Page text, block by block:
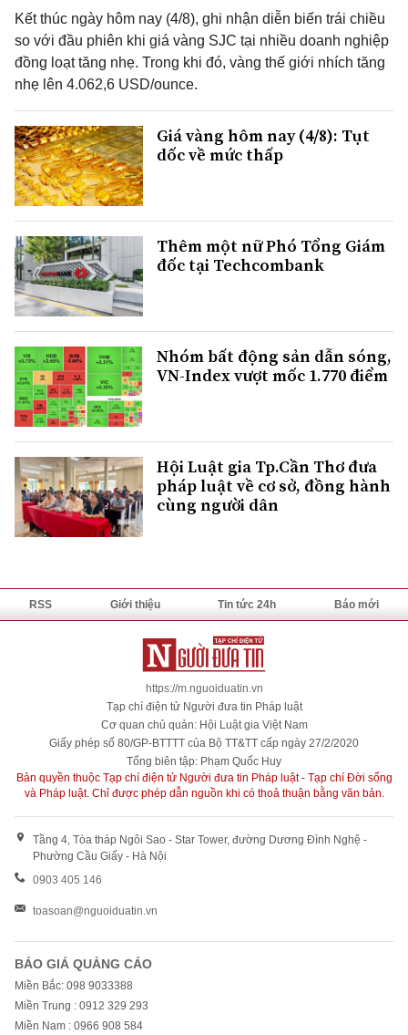
Kết thúc ngày hôm nay (4/8), ghi nhận diễn biến trái chiều
so với đầu phiên khi giá vàng SJC tại nhiều doanh nghiệp
đồng loạt tăng nhẹ. Trong khi đó, vàng thế giới nhích tăng
nhẹ lên 4.062,6 USD/ounce.
Giá vàng hôm nay (4/8): Tụt
dốc về mức thấp
Thêm một nữ Phó Tổng Giám
đốc tại Techcombank
Nhóm bất động sản dẫn sóng,
VN-Index vượt mốc 1.770 điểm
Hội Luật gia Tp.Cần Thơ đưa
pháp luật về cơ sở, đồng hành
cùng người dân
RSS Giới thiệu Tin tức 24h Báo mới
https://m.nguoiduatin.vn
Tạp chí điện tử Người đưa tin Pháp luật
Cơ quan chủ quản: Hội Luật gia Việt Nam
Giấy phép số 80/GP-BTTTT của Bộ TT&TT cấp ngày 27/2/2020
Tổng biên tập: Phạm Quốc Huy
Bản quyền thuộc Tạp chí điện tử Người đưa tin Pháp luật - Tạp chí Đời sống
và Pháp luật. Chỉ được phép dẫn nguồn khi có thoả thuận bằng văn bản.
Tầng 4, Tòa tháp Ngôi Sao - Star Tower, đường Dương Đình Nghệ -
Phường Cầu Giấy - Hà Nội
0903 405 146
toasoan@nguoiduatin.vn
BÁO GIÁ QUẢNG CÁO
Miền Bắc: 098 9033388
Miền Trung : 0912 329 293
Miền Nam : 0966 908 584